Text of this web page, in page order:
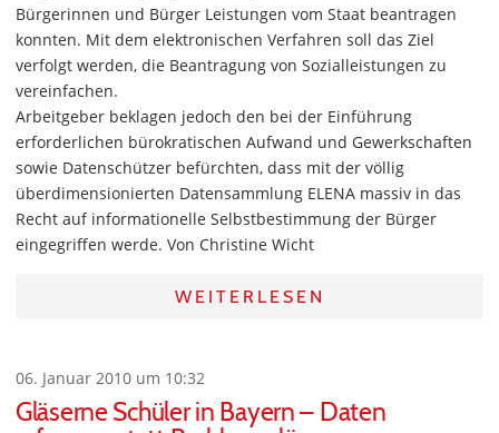
Bürgerinnen und Bürger Leistungen vom Staat beantragen
konnten. Mit dem elektronischen Verfahren soll das Ziel
verfolgt werden, die Beantragung von Sozialleistungen zu
vereinfachen.
Arbeitgeber beklagen jedoch den bei der Einführung
erforderlichen bürokratischen Aufwand und Gewerkschaften
sowie Datenschützer befürchten, dass mit der völlig
überdimensionierten Datensammlung ELENA massiv in das
Recht auf informationelle Selbstbestimmung der Bürger
eingegriffen werde. Von Christine Wicht
WEITERLESEN
06. Januar 2010 um 10:32
Gläserne Schüler in Bayern – Daten